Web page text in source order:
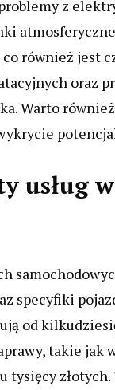
z
również jest
oraz
Warto
usług
specyfiki
od
takie jak
tysięcy